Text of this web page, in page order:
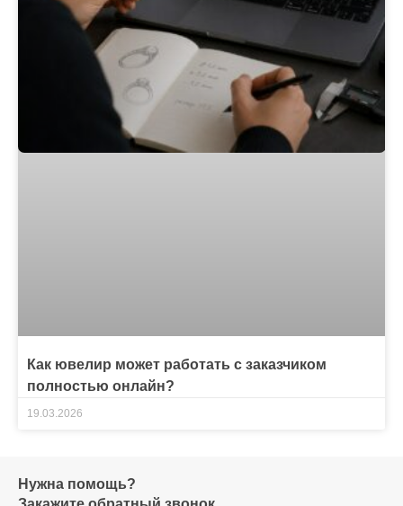
Как ювелир может работать с заказчиком
полностью онлайн?
19.03.2026
Нужна помощь?